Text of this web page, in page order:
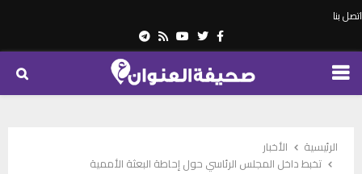
اتصل بنا
Facebook
Twitter
Youtube
Rss
Telegram
PRIMARY
الرئيسية
الأخبار
تخبط داخل المجلس الرئاسي حول إحاطة البعثة الأممية